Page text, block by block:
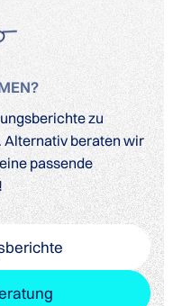
zu
beraten wir
passende